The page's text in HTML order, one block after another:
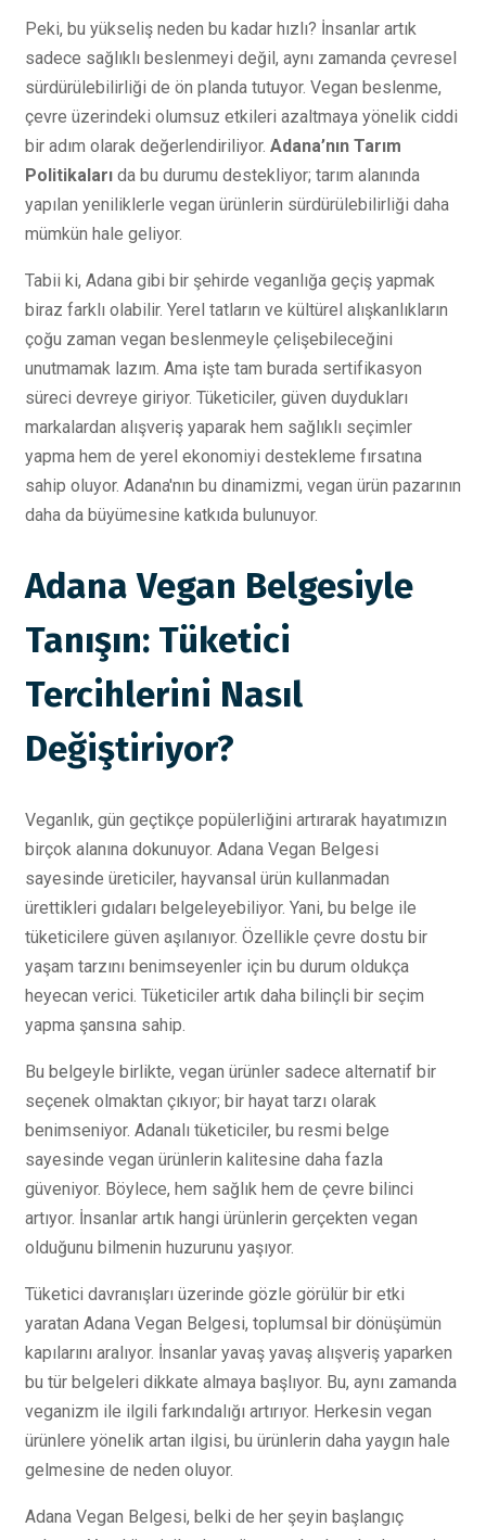
Peki, bu yükseliş neden bu kadar hızlı? İnsanlar artık
sadece sağlıklı beslenmeyi değil, aynı zamanda çevresel
sürdürülebilirliği de ön planda tutuyor. Vegan beslenme,
çevre üzerindeki olumsuz etkileri azaltmaya yönelik ciddi
bir adım olarak değerlendiriliyor. Adana’nın Tarım
Politikaları da bu durumu destekliyor; tarım alanında
yapılan yeniliklerle vegan ürünlerin sürdürülebilirliği daha
mümkün hale geliyor.
Tabii ki, Adana gibi bir şehirde veganlığa geçiş yapmak
biraz farklı olabilir. Yerel tatların ve kültürel alışkanlıkların
çoğu zaman vegan beslenmeyle çelişebileceğini
unutmamak lazım. Ama işte tam burada sertifikasyon
süreci devreye giriyor. Tüketiciler, güven duydukları
markalardan alışveriş yaparak hem sağlıklı seçimler
yapma hem de yerel ekonomiyi destekleme fırsatına
sahip oluyor. Adana'nın bu dinamizmi, vegan ürün pazarının
daha da büyümesine katkıda bulunuyor.
Adana Vegan Belgesiyle
Tanışın: Tüketici
Tercihlerini Nasıl
Değiştiriyor?
Veganlık, gün geçtikçe popülerliğini artırarak hayatımızın
birçok alanına dokunuyor. Adana Vegan Belgesi
sayesinde üreticiler, hayvansal ürün kullanmadan
ürettikleri gıdaları belgeleyebiliyor. Yani, bu belge ile
tüketicilere güven aşılanıyor. Özellikle çevre dostu bir
yaşam tarzını benimseyenler için bu durum oldukça
heyecan verici. Tüketiciler artık daha bilinçli bir seçim
yapma şansına sahip.
Bu belgeyle birlikte, vegan ürünler sadece alternatif bir
seçenek olmaktan çıkıyor; bir hayat tarzı olarak
benimseniyor. Adanalı tüketiciler, bu resmi belge
sayesinde vegan ürünlerin kalitesine daha fazla
güveniyor. Böylece, hem sağlık hem de çevre bilinci
artıyor. İnsanlar artık hangi ürünlerin gerçekten vegan
olduğunu bilmenin huzurunu yaşıyor.
Tüketici davranışları üzerinde gözle görülür bir etki
yaratan Adana Vegan Belgesi, toplumsal bir dönüşümün
kapılarını aralıyor. İnsanlar yavaş yavaş alışveriş yaparken
bu tür belgeleri dikkate almaya başlıyor. Bu, aynı zamanda
veganizm ile ilgili farkındalığı artırıyor. Herkesin vegan
ürünlere yönelik artan ilgisi, bu ürünlerin daha yaygın hale
gelmesine de neden oluyor.
Adana Vegan Belgesi, belki de her şeyin başlangıç